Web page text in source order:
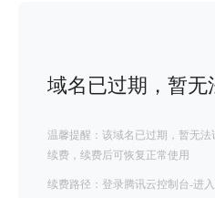
域名已过期，暂无
温馨提醒：该域名已过期，暂无
续费，续费后可恢复正常使用
续费路径：登录腾讯云控制台-进